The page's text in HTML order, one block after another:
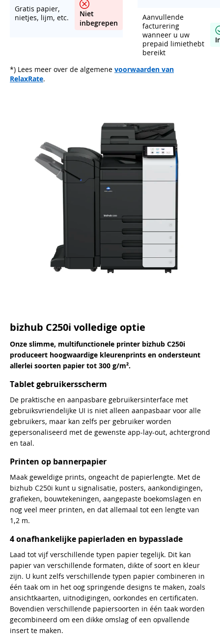
Gratis papier,
nietjes, lijm, etc.
Niet
inbegrepen
Aanvullende
facturering
wanneer u uw
prepaid limiethebt
bereikt
*) Lees meer over de algemene voorwaarden van
RelaxRate.
bizhub C250i volledige optie
Onze slimme, multifunctionele printer bizhub C250i
produceert hoogwaardige kleurenprints en ondersteunt
allerlei soorten papier tot 300 g/m².
Tablet gebruikersscherm
De praktische en aanpasbare gebruikersinterface met
gebruiksvriendelijke UI is niet alleen aanpasbaar voor alle
gebruikers, maar kan zelfs per gebruiker worden
gepersonaliseerd met de gewenste app-lay-out, achtergrond
en taal.
Printen op bannerpapier
Maak geweldige prints, ongeacht de papierlengte. Met de
bizhub C250i kunt u signalisatie, posters, aankondigingen,
grafieken, bouwtekeningen, aangepaste boekomslagen en
nog veel meer printen, en dat allemaal tot een lengte van
1,2 m.
4 onafhankelijke papierladen en bypasslade
Laad tot vijf verschillende typen papier tegelijk. Dit kan
papier van verschillende formaten, dikte of soort en kleur
zijn. U kunt zelfs verschillende typen papier combineren in
één taak om in het oog springende designs te maken, zoals
ansichtkaarten, uitnodigingen, oorkondes en certificaten.
Bovendien verschillende papiersoorten in één taak worden
gecombineerd om een dikke omslag of een opvallende
insert te maken.